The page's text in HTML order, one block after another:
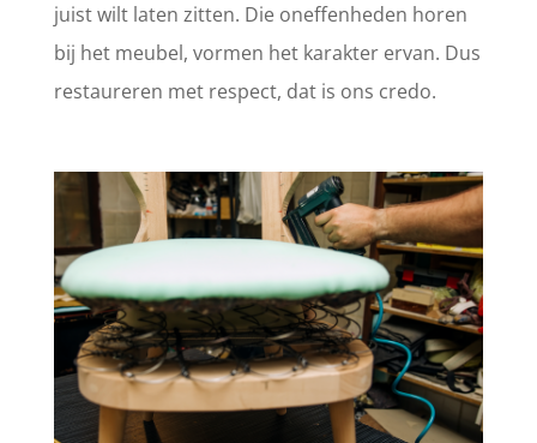
juist wilt laten zitten. Die oneffenheden horen
bij het meubel, vormen het karakter ervan. Dus
restaureren met respect, dat is ons credo.